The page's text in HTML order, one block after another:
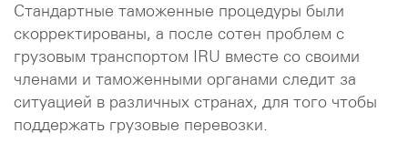
Стандартные таможенные процедуры были
скорректированы, а после сотен проблем с
грузовым транспортом IRU вместе со своими
членами и таможенными органами следит за
ситуацией в различных странах, для того чтобы
поддержать грузовые перевозки.